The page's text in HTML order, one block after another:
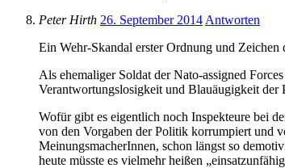
Peter Hirth 26. September 2014 Antworten
Ein Wehr-Skandal erster Ordnung und Zeichen
Als ehemaliger Soldat der Nato-assigned
Verantwortungslosigkeit und Blauäugigkeit der
Wofür gibt es eigentlich noch Inspekteure bei
von den Vorgaben der Politik korrumpiert und
MeinungsmacherInnen, schon längst so
heute müsste es vielmehr heißen